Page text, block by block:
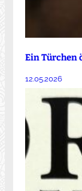
Ein Türchen
12.05.2026